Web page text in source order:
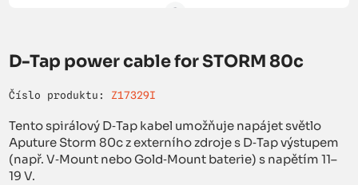
D-Tap power cable for STORM 80c
Číslo produktu: Z17329I
Tento spirálový D‑Tap kabel umožňuje napájet světlo
Aputure Storm 80c z externího zdroje s D‑Tap výstupem
(např. V‑Mount nebo Gold‑Mount baterie) s napětím 11–
19 V.